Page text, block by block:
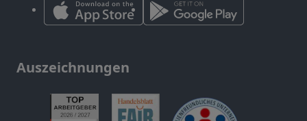
Auszeichnungen